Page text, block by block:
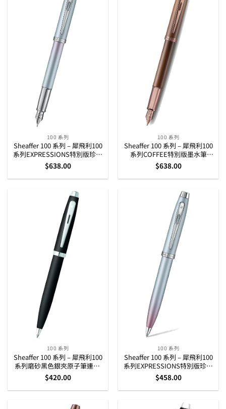
100 系列
Sheaffer 100 系列 – 犀飛利100
系列EXPRESSIONS特別版珍珠
彩墨水筆 (E0937643)
$638.00
100 系列
Sheaffer 100 系列 – 犀飛利100
系列COFFEE特別版墨水筆
(E0937453)
$638.00
100 系列
Sheaffer 100 系列 – 犀飛利100
系列磨砂黑色銀夾原子筆連A5
記事簿套庄 (G2931751-5)
$420.00
100 系列
Sheaffer 100 系列 – 犀飛利100
系列EXPRESSIONS特別版珍珠
彩原子筆連記事本套庄
(G2937651-4)
$458.00